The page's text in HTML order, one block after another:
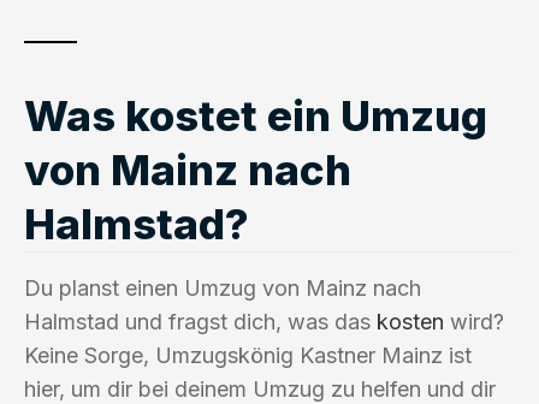
Was kostet ein Umzug
von Mainz nach
Halmstad?
Du planst einen Umzug von Mainz nach
Halmstad und fragst dich, was das kosten wird?
Keine Sorge, Umzugskönig Kastner Mainz ist
hier, um dir bei deinem Umzug zu helfen und dir